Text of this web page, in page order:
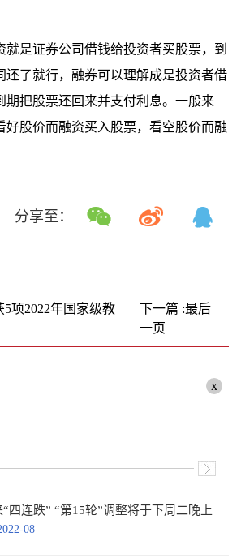
就是证券公司借钱给投资者买股票，到
还了就行，融券可以理解成是投资者借
期把股票还回来并支付利息。一般来
好股价而融资买入股票，看空股价而融
分享至：
5项2022年国家级教
下一篇 :最后
一页
x
四连跌” “第15轮”调整将于下周二晚上
08